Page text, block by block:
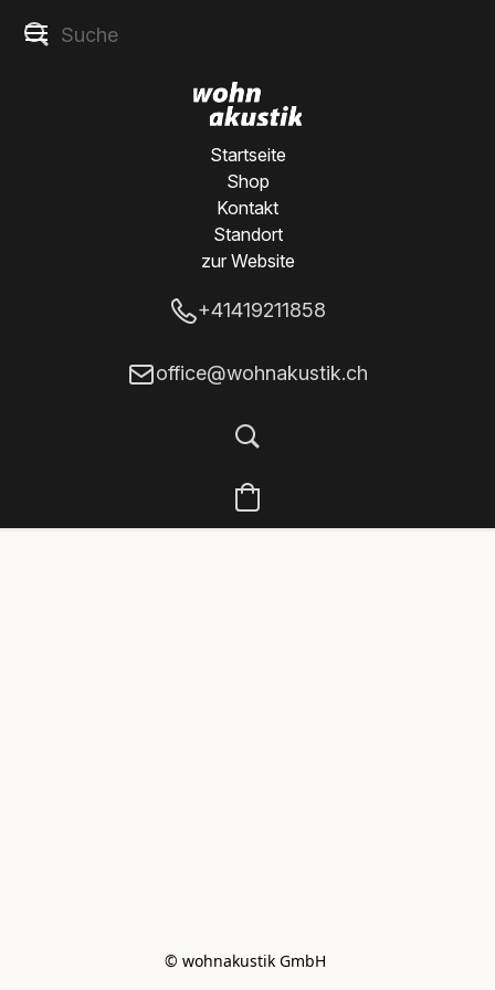
Startseite
Shop
Kontakt
Standort
zur Website
+41419211858
office@wohnakustik.ch
© wohnakustik GmbH